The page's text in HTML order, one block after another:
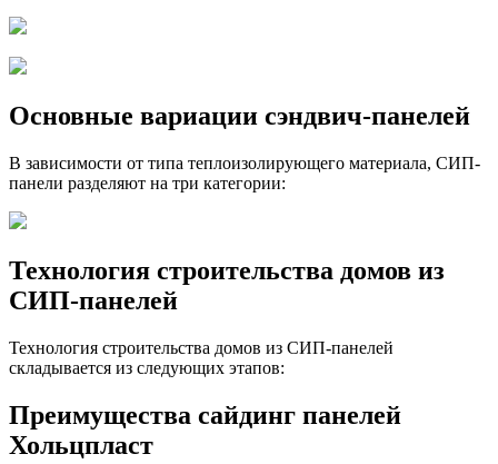
Основные вариации сэндвич-панелей
В зависимости от типа теплоизолирующего материала, СИП-
панели разделяют на три категории:
Технология строительства домов из
СИП-панелей
Технология строительства домов из СИП-панелей
складывается из следующих этапов:
Преимущества сайдинг панелей
Хольцпласт